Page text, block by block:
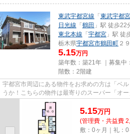
東武宇都宮線 「 東武宇都宮
日光線 「 鶴田 」駅 徒歩22
東北本線 「 宇都宮 」駅 徒
栃木県宇都宮市鶴田町 ２
5.15万円
築年数：築21年 ｜募集中：
階数：2階建
宇都宮市周辺にある物件をお求めの方は「ベ
うか！こちらの物件は最寄りのスーパー「オ
ます！こちらの物件はアパート...
5.15万円
(管理費・共益費
敷：0ヶ月｜礼：0